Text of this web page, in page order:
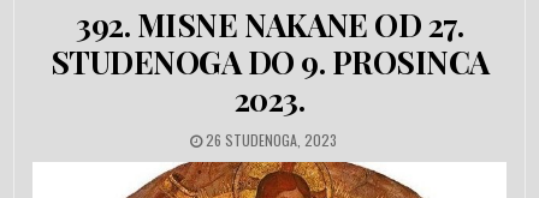
392. MISNE NAKANE OD 27.
STUDENOGA DO 9. PROSINCA
2023.
PUBLISHED DATE:
26 STUDENOGA, 2023